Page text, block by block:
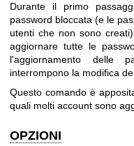
Durante il primo
password bloccata (e le
utenti che non sono
aggiornare tutte le
l'aggiornamento delle
interrompono la modifica
Questo comando è
quali molti account sono
OPZIONI